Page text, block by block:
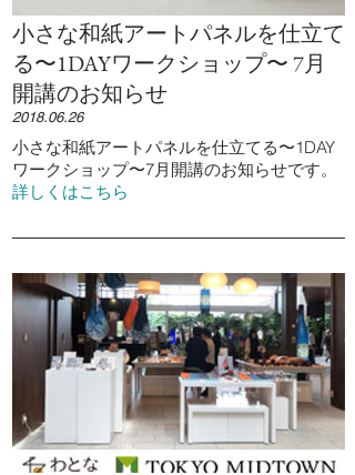
小さな和紙アートパネルを仕立て
る〜1DAYワークショップ〜 7月
開講のお知らせ
2018.06.26
小さな和紙アートパネルを仕立てる〜1DAY
ワークショップ〜7月開講のお知らせです。
詳しくはこちら